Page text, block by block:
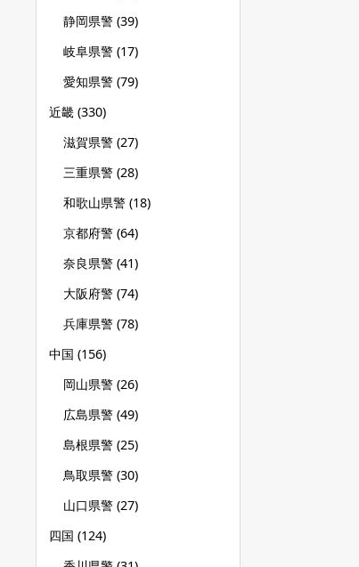
静岡県警 (39)
岐阜県警 (17)
愛知県警 (79)
近畿 (330)
滋賀県警 (27)
三重県警 (28)
和歌山県警 (18)
京都府警 (64)
奈良県警 (41)
大阪府警 (74)
兵庫県警 (78)
中国 (156)
岡山県警 (26)
広島県警 (49)
島根県警 (25)
鳥取県警 (30)
山口県警 (27)
四国 (124)